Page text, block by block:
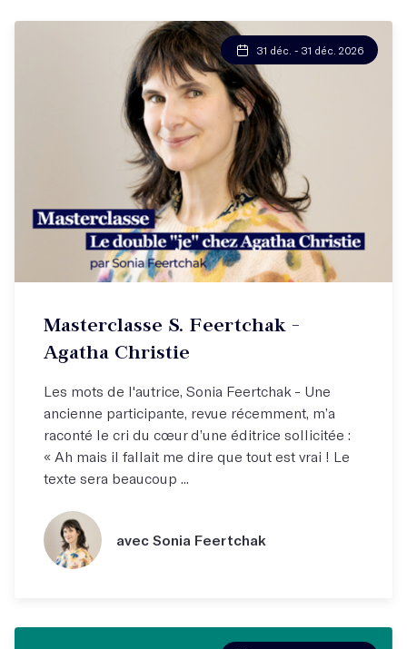
31 déc. - 31 déc. 2026
Masterclasse S. Feertchak -
Agatha Christie
Les mots de l'autrice, Sonia Feertchak - Une
ancienne participante, revue récemment, m’a
raconté le cri du cœur d’une éditrice sollicitée :
« Ah mais il fallait me dire que tout est vrai ! Le
texte sera beaucoup ...
avec Sonia Feertchak